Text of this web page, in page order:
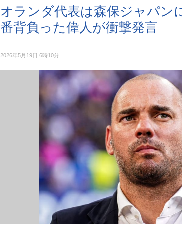
オランダ代表は森保ジャパン
番背負った偉人が衝撃発言
2026年5月19日 6時10分